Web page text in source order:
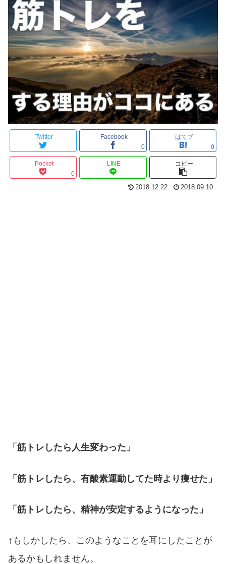
Twitter
Facebook
0
はてブ
0
Pocket
0
LINE コピー
2018.12.22 2018.09.10
「筋トレしたら人生変わった」
「筋トレしたら、有酸素運動してた時より痩せた」
「筋トレしたら、精神が安定するようになった」
↑もしかしたら、このようなことを耳にしたことが
あるかもしれません。